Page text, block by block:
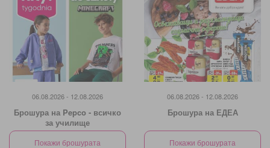
06.08.2026 - 12.08.2026
Брошура на Pepco - всичко
за училище
Покажи брошурата
06.08.2026 - 12.08.2026
Брошура на ЕДЕА
Покажи брошурата